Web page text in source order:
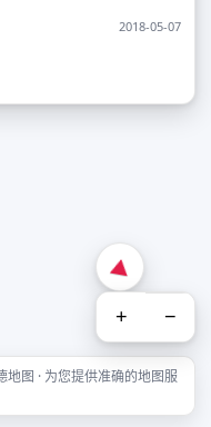
2018-05-07
+ −
图 · 为您提供准确的地图服